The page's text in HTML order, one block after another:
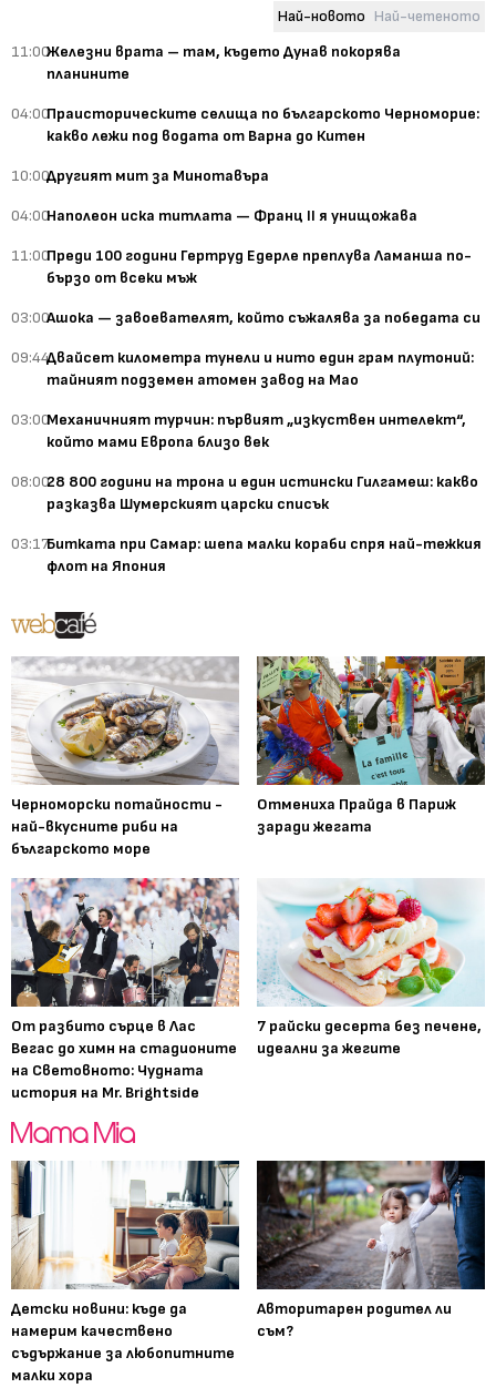
Най-новото Най-четеното
11:00Железни врата – там, където Дунав покорява
планините
04:00Праисторическите селища по българското Черноморие:
какво лежи под водата от Варна до Китен
10:00Другият мит за Минотавъра
04:00Наполеон иска титлата — Франц II я унищожава
11:00Преди 100 години Гертруд Едерле преплува Ламанша по-
бързо от всеки мъж
03:00Ашока — завоевателят, който съжалява за победата си
09:44Двайсет километра тунели и нито един грам плутоний:
тайният подземен атомен завод на Мао
03:00Механичният турчин: първият „изкуствен интелект“,
който мами Европа близо век
08:0028 800 години на трона и един истински Гилгамеш: какво
разказва Шумерският царски списък
03:17Битката при Самар: шепа малки кораби спря най-тежкия
флот на Япония
Черноморски потайности -
най-вкусните риби на
българското море
Отмениха Прайда в Париж
заради жегата
От разбито сърце в Лас
Вегас до химн на стадионите
на Световното: Чудната
история на Mr. Brightside
7 райски десерта без печене,
идеални за жегите
Детски новини: къде да
намерим качествено
съдържание за любопитните
малки хора
Авторитарен родител ли
съм?